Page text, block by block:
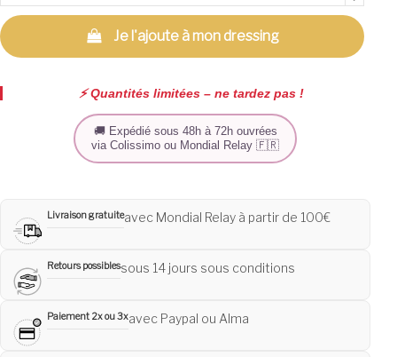
Je l'ajoute à mon dressing
⚡️ Quantités limitées – ne tardez pas !
🚚 Expédié sous 48h à 72h ouvrées
via Colissimo ou Mondial Relay 🇫🇷
Livraison gratuiteavec Mondial Relay à partir de 100€
Retours possiblessous 14 jours sous conditions
Paiement 2x ou 3xavec Paypal ou Alma